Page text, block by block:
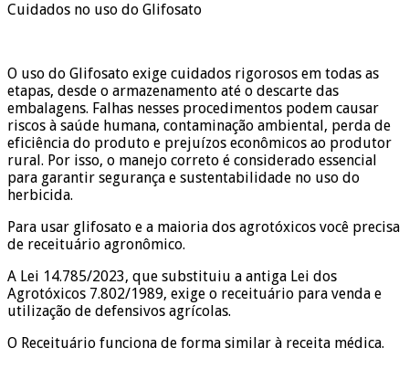
Cuidados no uso do Glifosato
O uso do Glifosato exige cuidados rigorosos em todas as
etapas, desde o armazenamento até o descarte das
embalagens. Falhas nesses procedimentos podem causar
riscos à saúde humana, contaminação ambiental, perda de
eficiência do produto e prejuízos econômicos ao produtor
rural. Por isso, o manejo correto é considerado essencial
para garantir segurança e sustentabilidade no uso do
herbicida.
Para usar glifosato e a maioria dos agrotóxicos você precisa
de receituário agronômico.
A Lei 14.785/2023, que substituiu a antiga Lei dos
Agrotóxicos 7.802/1989, exige o receituário para venda e
utilização de defensivos agrícolas.
O Receituário funciona de forma similar à receita médica.